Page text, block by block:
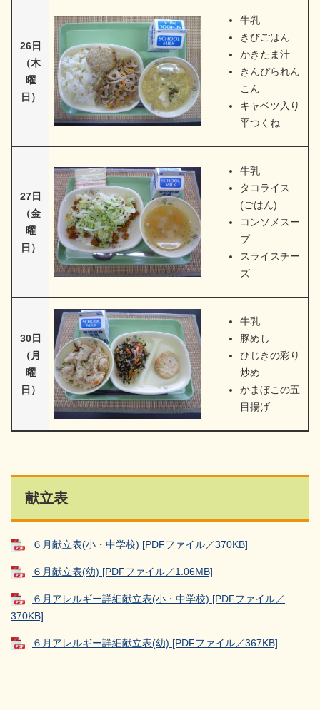
26日
（木
曜
日）
牛乳
きびごはん
かきたま汁
きんぴられん
こん
キャベツ入り
平つくね
27日
（金
曜
日）
牛乳
タコライス
(ごはん)
コンソメスー
プ
スライスチー
ズ
30日
（月
曜
日）
牛乳
豚めし
ひじきの彩り
炒め
かまぼこの五
目揚げ
献立表
６月献立表(小・中学校) [PDFファイル／370KB]
６月献立表(幼) [PDFファイル／1.06MB]
６月アレルギー詳細献立表(小・中学校) [PDFファイル／
370KB]
６月アレルギー詳細献立表(幼) [PDFファイル／367KB]